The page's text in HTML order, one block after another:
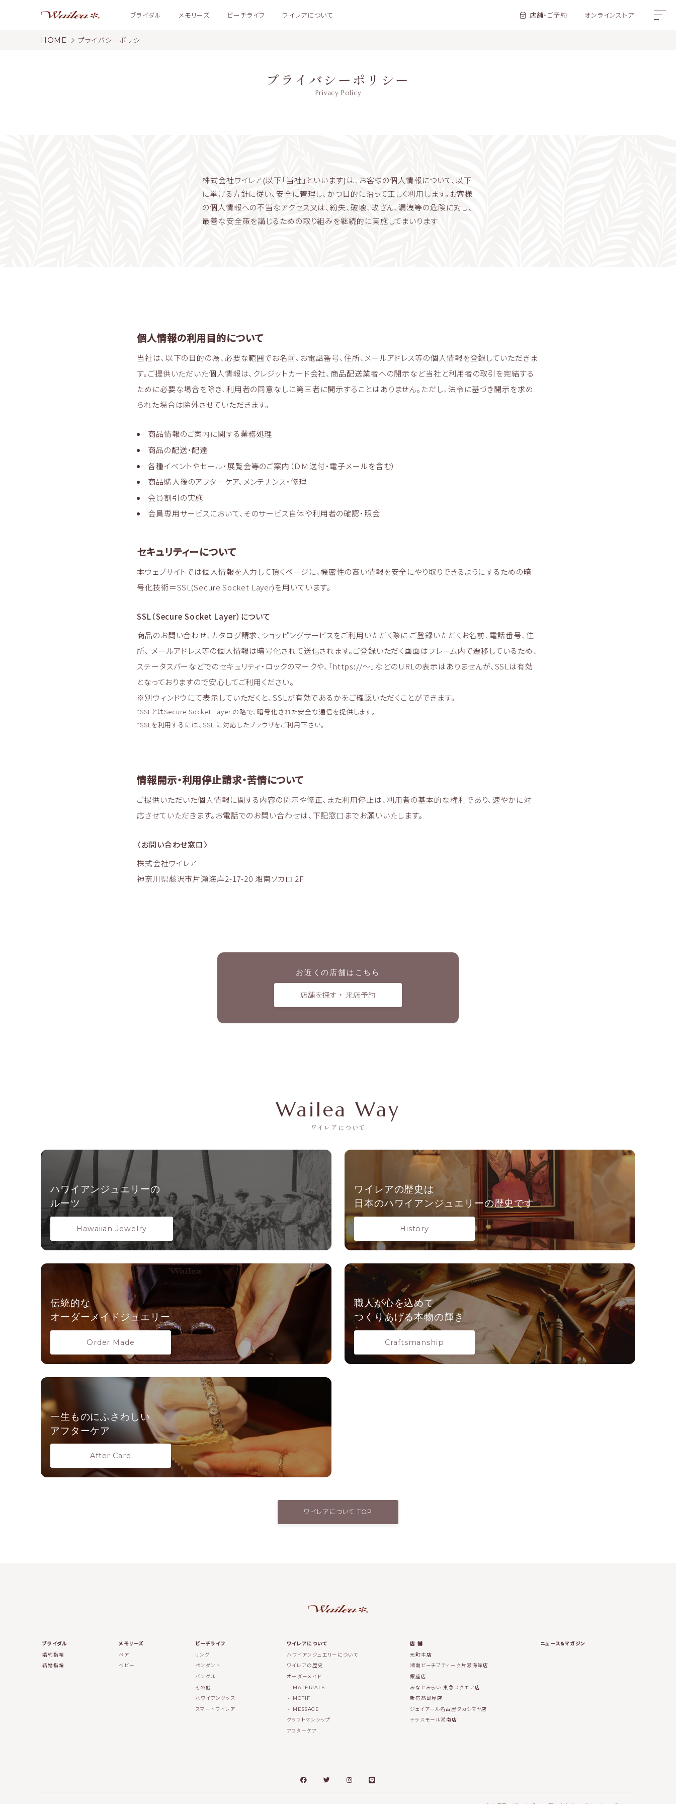
ブライダル メモリーズ ビーチライフ ワイレアについて 店舗・ご予約 オンラインストア
HOME プライバシーポリシー
プライバシーポリシー
Privacy Policy
株式会社ワイレア(以下「当社」といいます)は、お客様の個人情報について、以下
に挙げる方針に従い、安全に管理し、かつ目的に沿って正しく利用します。お客様
の個人情報への不当なアクセス又は、紛失、破壊、改ざん、漏洩等の危険に対し、
最善な安全策を講じるための取り組みを継続的に実施してまいります
個人情報の利用目的について
当社は、以下の目的の為、必要な範囲でお名前、お電話番号、住所、メールアドレス等の個人情報を登録していただきま
す。ご提供いただいた個人情報は、クレジットカード会社、商品配送業者への開示など当社と利用者の取引を完結する
ために必要な場合を除き、利用者の同意なしに第三者に開示することはありません。ただし、法令に基づき開示を求め
られた場合は除外させていただきます。
商品情報のご案内に関する業務処理
商品の配送・配達
各種イベントやセール・展覧会等のご案内（ＤＭ送付・電子メールを含む）
商品購入後のアフターケア、メンテナンス・修理
会員割引の実施
会員専用サービスにおいて、そのサービス自体や利用者の確認・照会
セキュリティーについて
本ウェブサイトでは個人情報を入力して頂くページに、機密性の高い情報を安全にやり取りできるようにするための暗
号化技術＝SSL(Secure Socket Layer)を用いています。
SSL（Secure Socket Layer）について
商品のお問い合わせ、カタログ請求、ショッピングサービスをご利用いただく際に ご登録いただくお名前、電話番号、住
所、 メールアドレス等の個人情報は暗号化されて送信されます。ご登録いただく画面はフレーム内で遷移しているため、
ステータスバーなどでのセキュリティ・ロックのマークや、「https://～」などのURLの表示はありませんが、SSLは有効
となっておりますので安心してご利用ください。
※別ウィンドウにて表示していただくと、SSLが有効であるかをご確認いただくことができます。
*SSLとはSecure Socket Layer の略で、暗号化された安全な通信を提供します。
*SSLを利用するには、SSL に対応したブラウザをご利用下さい。
情報開示・利用停止請求・苦情について
ご提供いただいた個人情報に関する内容の開示や修正、また利用停止は、利用者の基本的な権利であり、速やかに対
応させていただきます。お電話でのお問い合わせは、下記窓口までお願いいたします。
〈お問い合わせ窓口〉
株式会社ワイレア
神奈川県藤沢市片瀬海岸2-17-20 湘南ソカロ 2F
お近くの店舗はこちら
店舗を探す ・ 来店予約
Wailea Way
ワイレアについて
ハワイアンジュエリーの
ルーツ
Hawaiian Jewelry
ワイレアの歴史は
日本のハワイアンジュエリーの歴史です
History
伝統的な
オーダーメイドジュエリー
Order Made
職人が心を込めて
つくりあげる本物の輝き
Craftsmanship
一生ものにふさわしい
アフターケア
After Care
ワイレアについて TOP
ブライダル
婚約指輪
結婚指輪
メモリーズ
ペア
ベビー
ビーチライフ
リング
ペンダント
バングル
その他
ハワイアングッズ
スマートワイレア
ワイレアについて
ハワイアンジュエリーについて
ワイレアの歴史
オーダーメイド
MATERIALS
MOTIF
MESSAGE
クラフトマンシップ
アフターケア
店 舗
元町本店
湘南ビーチブティーク片瀬海岸店
銀座店
みなとみらい 東急スクエア店
新宿髙島屋店
ジェイアール名古屋タカシマヤ店
テラスモール湘南店
ニュース＆マガジン